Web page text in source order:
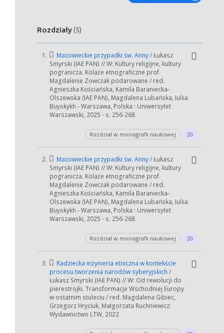
Rozdziały(5)
1. Mazowieckie przypadki św. Anny/ Łukasz
Smyrski (IAE PAN) // W: Kultury religijne, kultury
pogranicza. Kolaże etnograficzne prof.
Magdalenie Zowczak podarowane / red.
Agnieszka Kościańska, Kamila Baraniecka-
Olszewska (IAE PAN), Magdalena Lubańska, Iuliia
Buyskykh - Warszawa, Polska : Uniwersytet
Warszawski, 2025 - s. 256-268
Rozdział w monografii naukowej 20
2. Mazowieckie przypadki św. Anny/ Łukasz
Smyrski (IAE PAN) // W: Kultury religijne, kultury
pogranicza. Kolaże etnograficzne prof.
Magdalenie Zowczak podarowane / red.
Agnieszka Kościańska, Kamila Baraniecka-
Olszewska (IAE PAN), Magdalena Lubańska, Iuliia
Buyskykh - Warszawa, Polska : Uniwersytet
Warszawski, 2025 - s. 256-268
Rozdział w monografii naukowej 20
3.
Radziecka inżynieria etniczna w kontekście
procesu tworzenia narodów syberyjskich /
Łukasz Smyrski (IAE PAN) // W: Od rewolucji do
pierestrojki. Transformacje Wschodniej Europy
w ostatnim stuleciu / red. Magdalena Gibiec,
Grzegorz Hryciuk, Małgorzata Ruchniewicz:
Wydawnictwo LTW, 2022